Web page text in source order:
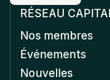
RÉSEAU
Nos membres
Événements
Nouvelles